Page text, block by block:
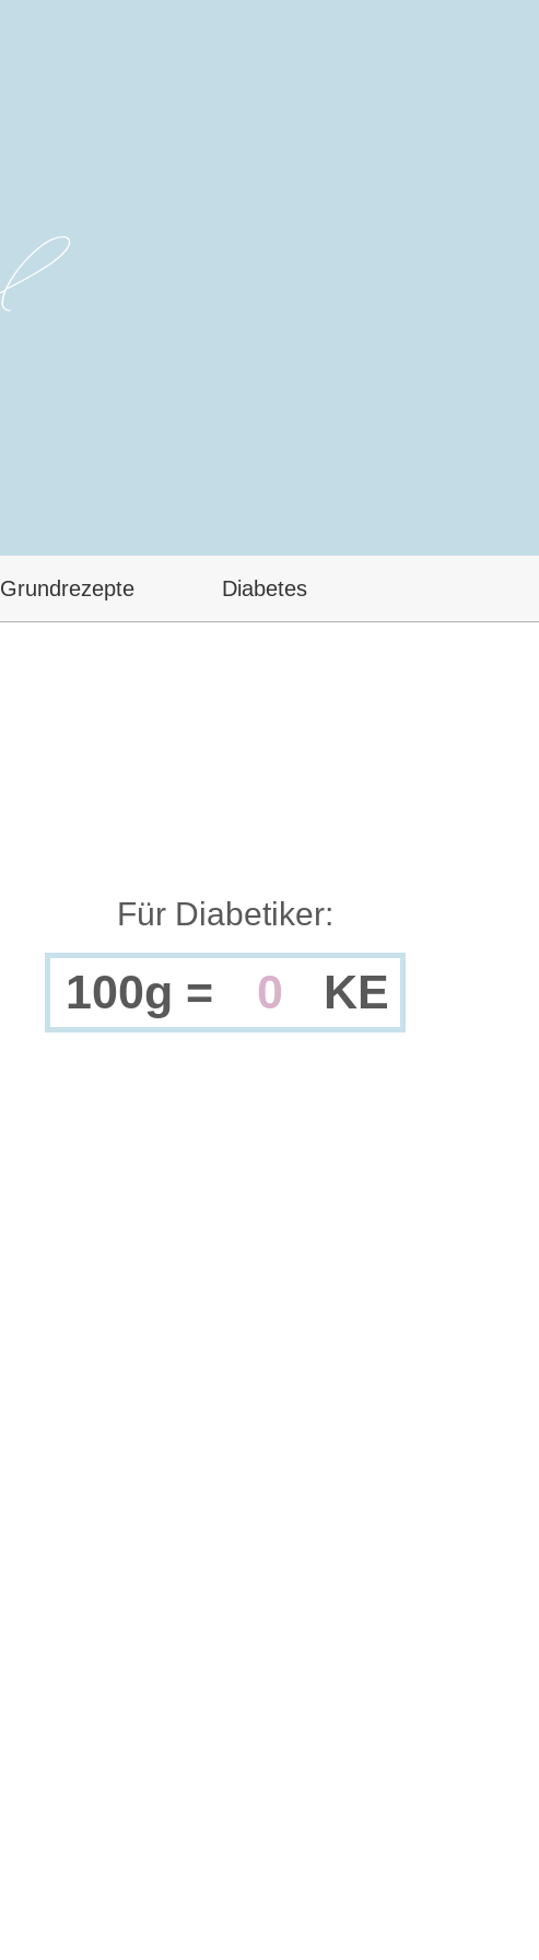
Grundrezepte Diabetes
Für Diabetiker:
100g = 0 KE